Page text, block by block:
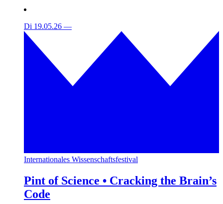
Di 19.05.26 —
Internationales Wissenschaftsfestival
Pint of Science • Cracking the Brain’s
Code